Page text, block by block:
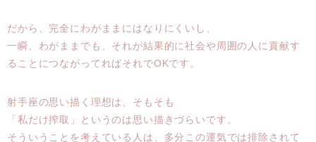
だから、完全にわがままにはなりにくいし、
一瞬、わがままでも、それが結果的に社会や周囲の人に貢献す
ることにつながってればそれでOKです。
射手座の思い描く理想は、そもそも
「私だけ搾取」というのは思い描きづらいです。
そういうことを考えている人は、多分この運気では排除されて